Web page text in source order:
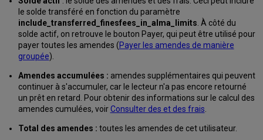
et
retournés
Marquer
un
perdu
Marquer
un
exemplaire
trouvé
le solde transféré en fonction du paramètre
include_transferred_finesfees_in_alma_limits. À côté du
solde actif, on retrouve le bouton Payer, qui peut être utilisé pour
payer toutes les amendes (Payer les amendes de manière
groupée).
Amendes accumulées : amendes supplémentaires qui peuvent
continuer à s'accumuler, car le lecteur n'a pas encore retourné
un prêt en retard. Pour obtenir des informations sur le calcul des
amendes cumulées, voirConsulter des et des frais.
Total des amendes : toutes les amendes de cet utilisateur.